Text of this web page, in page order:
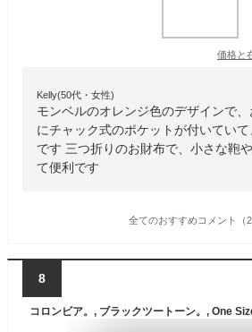
価格と
Kelly(50代・女性)
モンベルのオレンジ色のデザインで
にチャック式のポケットが付いてい
です 三つ折りのお財布で、小さな鞄
て便利です
全てのおすすめコメント（2
8